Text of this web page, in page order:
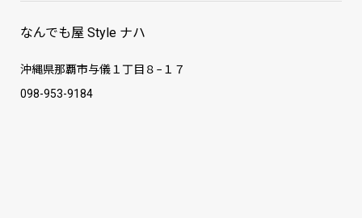
なんでも屋 Style ナハ
沖縄県那覇市与儀１丁目８−１７
098-953-9184